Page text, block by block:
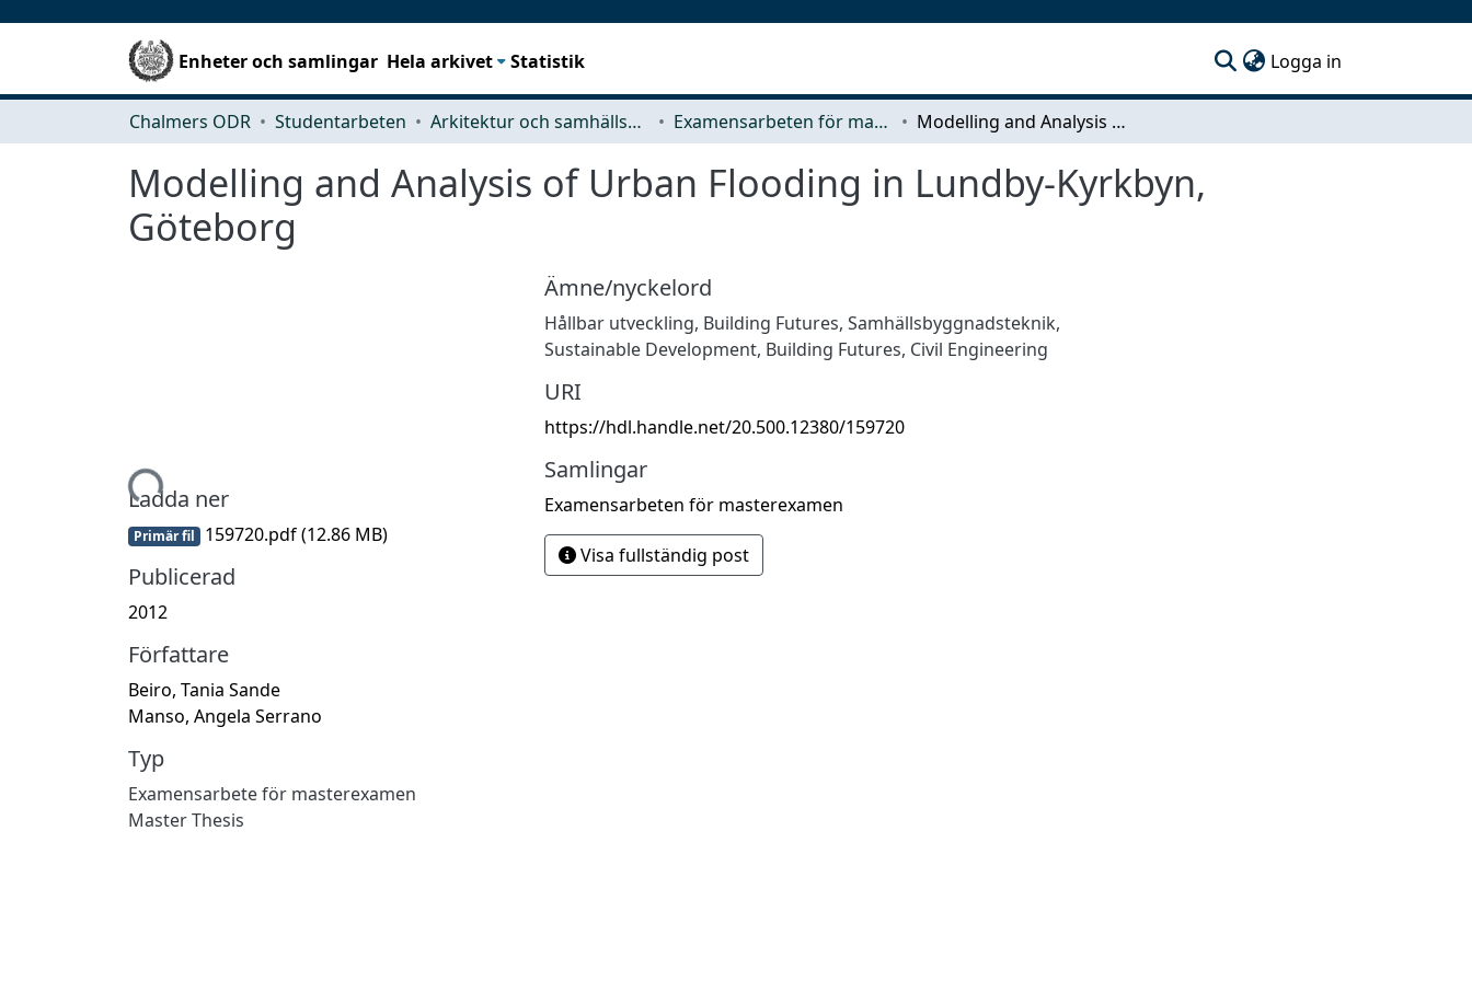
Enheter och samlingar Hela arkivet Statistik Logga in
Chalmers ODR Studentarbeten Arkitektur och samhällsbyggnadsteknik (ACE) Examensarbeten för masterexamen Modelling and Analysis of Urban Flooding in Lundby-Kyrkbyn, Göteborg
Modelling and Analysis of Urban Flooding in Lundby-Kyrkbyn,
Göteborg
Hämtar...
Ladda ner
Primär fil 159720.pdf(12.86 MB)
Publicerad
2012
Författare
Beiro, Tania Sande
Manso, Angela Serrano
Typ
Examensarbete för masterexamen
Master Thesis
Ämne/nyckelord
Hållbar utveckling, Building Futures, Samhällsbyggnadsteknik,
Sustainable Development, Building Futures, Civil Engineering
URI
https://hdl.handle.net/20.500.12380/159720
Samlingar
Examensarbeten för masterexamen
Visa fullständig post